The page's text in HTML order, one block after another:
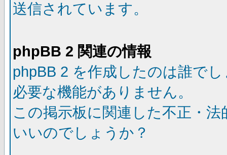
送信されています。
phpBB 2 関連の情報
phpBB 2 を作成したのは誰で
必要な機能がありません。
この掲示板に関連した不正・
いいのでしょうか？